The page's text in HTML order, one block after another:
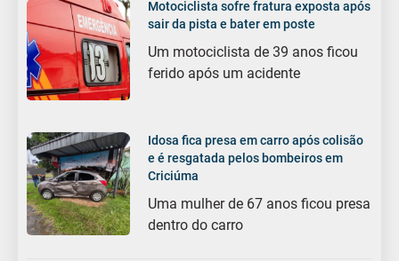
Motociclista sofre fratura exposta após
sair da pista e bater em poste
Um motociclista de 39 anos ficou
ferido após um acidente
Idosa fica presa em carro após colisão
e é resgatada pelos bombeiros em
Criciúma
Uma mulher de 67 anos ficou presa
dentro do carro